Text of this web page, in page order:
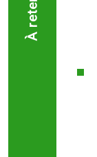
À retenir